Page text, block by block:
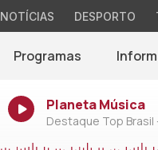
NOTÍCIAS DESPORTO
Programas
Planeta Música
Destaque Top Brasil